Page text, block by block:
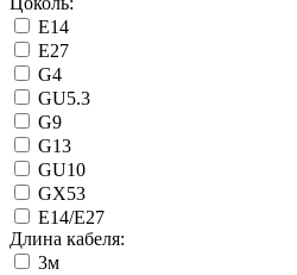
Е14
Е27
G4
GU5.3
G9
G13
GU10
GХ53
Е14/Е27
Длина кабеля:
3м